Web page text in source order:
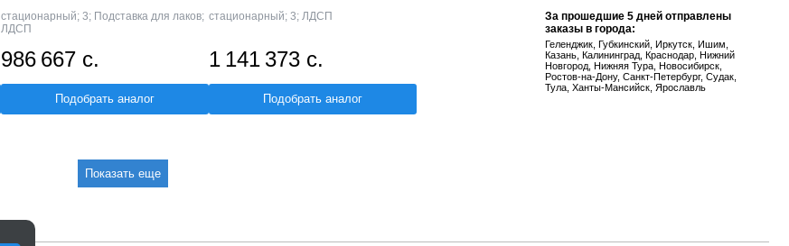
стационарный; 3; Подставка для лаков;
ЛДСП
986 667 с.
Подобрать аналог
стационарный; 3; ЛДСП
1 141 373 с.
Подобрать аналог
За прошедшие 5 дней отправлены
заказы в города:
Геленджик, Губкинский, Иркутск, Ишим,
Казань, Калининград, Краснодар, Нижний
Новгород, Нижняя Тура, Новосибирск,
Ростов-на-Дону, Санкт-Петербург, Судак,
Тула, Ханты-Мансийск, Ярославль